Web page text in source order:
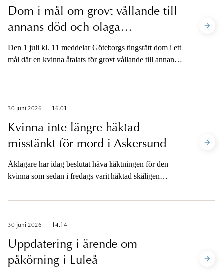
Dom i mål om grovt vållande till
annans död och olaga
frihetsberövande i Göteborg
Den 1 juli kl. 11 meddelar Göteborgs tingsrätt dom i ett
mål där en kvinna åtalats för grovt vållande till annans
för annan efter att ett barn i förskoleåldern omkommit i
Åklagarna är tillgängliga för media när dom har
30 juni 2026 16.01
Kvinna inte längre häktad
misstänkt för mord i Askersund
Åklagare har idag beslutat häva häktningen för den
kvinna som sedan i fredags varit häktad skäligen
Askersund.
30 juni 2026 14.14
Uppdatering i ärende om
påkörning i Luleå